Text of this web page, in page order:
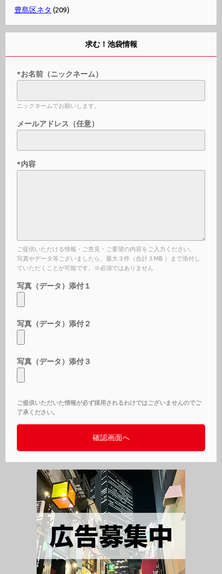
豊島区ネタ (209)
求む！池袋情報
*お名前（ニックネーム）
ニックネームでお願いします。
メールアドレス（任意）
*内容
ご提供いただける情報・ご意見・ご要望の内容をご入力ください。
写真やデータ等ございましたら、最大３件（合計３MB ）まで添付し
ていただくことが可能です。※必須ではありません
写真（データ）添付１
写真（データ）添付２
写真（データ）添付３
ご提供いただいた情報が必ず採用されるわけではございませんのでご
了承ください。